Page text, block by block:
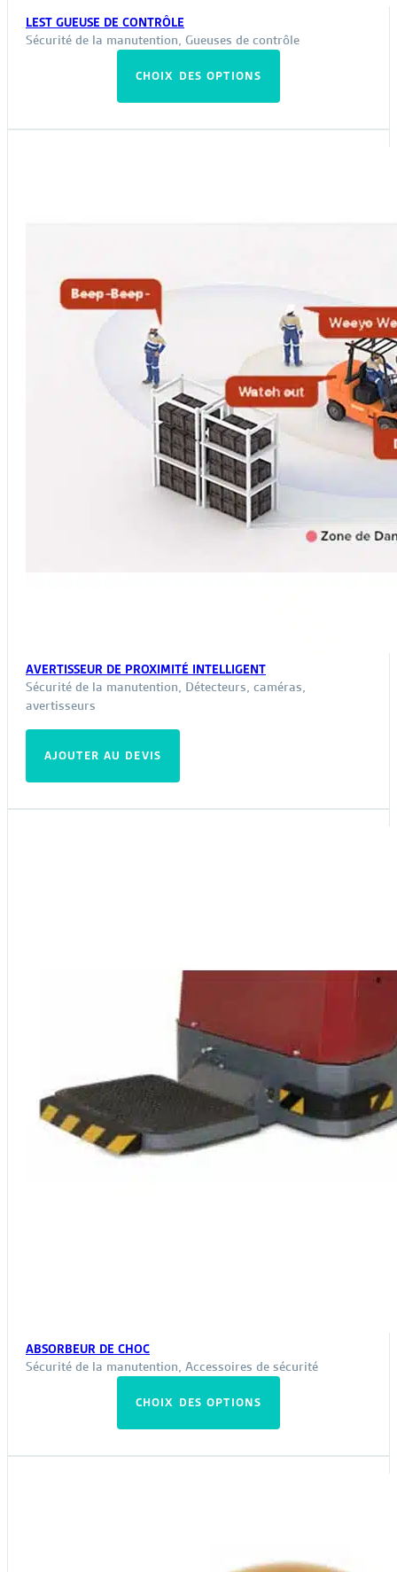
LEST GUEUSE DE CONTRÔLE
Sécurité de la manutention, Gueuses de contrôle
CHOIX DES OPTIONS
a
plusieurs
la
page
du
produit
AVERTISSEUR DE PROXIMITÉ INTELLIGENT
Sécurité de la manutention, Détecteurs, caméras,
avertisseurs
AJOUTER AU DEVIS
ABSORBEUR DE CHOC
Sécurité de la manutention, Accessoires de sécurité
CHOIX DES OPTIONS
a
plusieurs